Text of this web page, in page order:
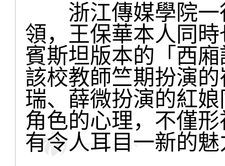
浙江傳媒學院一
領，王保華本人同
賓斯坦版本的「西
該校教師竺期扮演
瑞、薛微扮演的紅
角色的心理，不僅
有令人耳目一新的